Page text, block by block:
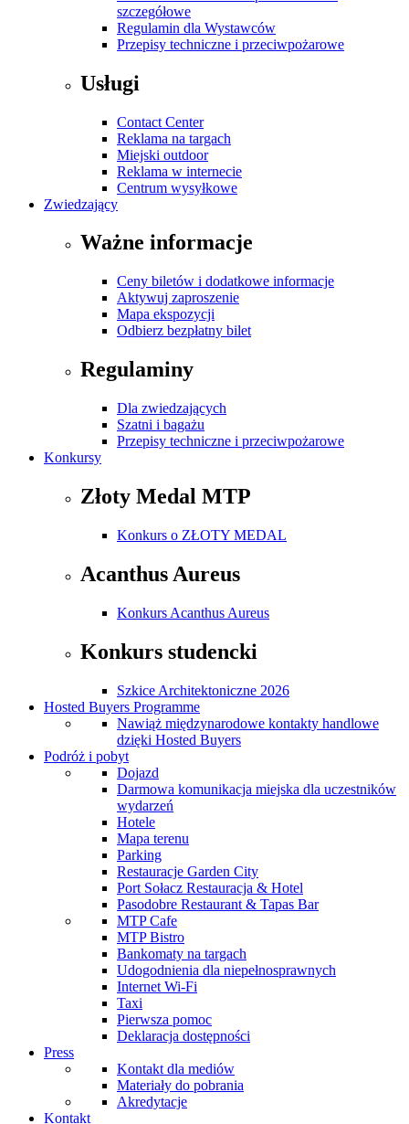
szczegółowe
Regulamin dla Wystawców
Przepisy techniczne i przeciwpożarowe
Usługi
Contact Center
Reklama na targach
Miejski outdoor
Reklama w internecie
Centrum wysyłkowe
Zwiedzający
Ważne informacje
Ceny biletów i dodatkowe informacje
Aktywuj zaproszenie
Mapa ekspozycji
Odbierz bezpłatny bilet
Regulaminy
Dla zwiedzających
Szatni i bagażu
Przepisy techniczne i przeciwpożarowe
Konkursy
Złoty Medal MTP
Konkurs o ZŁOTY MEDAL
Acanthus Aureus
Konkurs Acanthus Aureus
Konkurs studencki
Szkice Architektoniczne 2026
Hosted Buyers Programme
Nawiąż międzynarodowe kontakty handlowe
dzięki Hosted Buyers
Podróż i pobyt
Dojazd
Darmowa komunikacja miejska dla uczestników
wydarzeń
Hotele
Mapa terenu
Parking
Restauracje Garden City
Port Sołacz Restauracja & Hotel
Pasodobre Restaurant & Tapas Bar
MTP Cafe
MTP Bistro
Bankomaty na targach
Udogodnienia dla niepełnosprawnych
Internet Wi-Fi
Taxi
Pierwsza pomoc
Deklaracja dostępności
Press
Kontakt dla mediów
Materiały do pobrania
Akredytacje
Kontakt